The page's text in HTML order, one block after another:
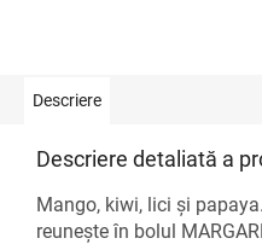
Descriere
Descriere detaliată a
Mango, kiwi, lici și
reunește în bolul